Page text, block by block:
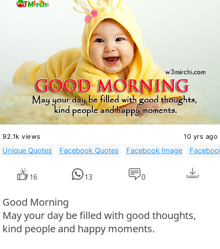
92.1k views 10 yrs ago
Unique Quotes Facebook Quotes Facebook Image
16 13 0
Good Morning
May your day be filled with good thoughts,
kind people and happy moments.